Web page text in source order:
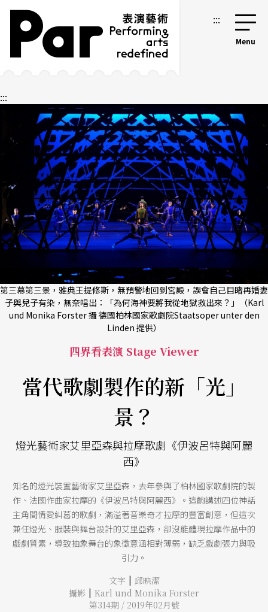
跳到主要內容區塊
網站導覽 :::
:::
第三幕第三景，雅典王提修斯，無預警地回到宮殿，誤會自己目睹再婚妻
子與兒子有染，無奈唱出：「為何海神要將我從地獄救出來？」（Karl
und Monika Forster 攝 德國柏林國家歌劇院Staatsoper unter den
Linden 提供）
四界看表演 Stage Viewer
當代歌劇製作的新「光」
景？
燈光藝術家艾里亞森與拉摩歌劇《伊波呂特與阿麗
西》
知名的燈光裝置藝術家艾里亞森，去年參與了柏林國家歌劇院的製
作、法國作曲家拉摩的《伊波呂特與阿麗西》。這齣講述四位神話
主角間情愛糾葛的歌劇，滿溢著音樂奇才拉摩的豐富創意，但這次
兼任燈光、服裝與舞台設計的艾里亞森，卻沒能體現拉摩作品中的
戲劇質素，導致抽象舞台的象徵意涵相對薄弱，缺乏戲劇張力與吸
引力。
文字 | 邱映潔
攝影 | Karl und Monika Forster
第314期 / 2019年02月號